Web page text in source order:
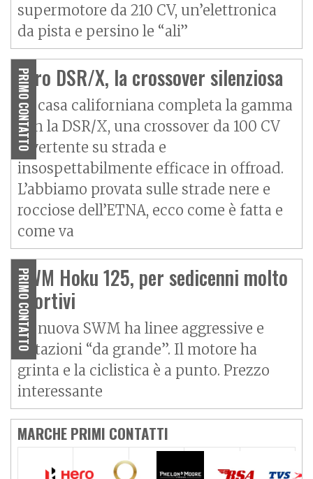
supermotore da 210 CV, un’elettronica
da pista e persino le “ali”
PRIMO CONTATTO
Zero DSR/X, la crossover silenziosa
La casa californiana completa la gamma
con la DSR/X, una crossover da 100 CV
divertente su strada e
insospettabilmente efficace in offroad.
L’abbiamo provata sulle strade nere e
rocciose dell’ETNA, ecco come è fatta e
come va
PRIMO CONTATTO
SWM Hoku 125, per sedicenni molto
sportivi
La nuova SWM ha linee aggressive e
dotazioni “da grande”. Il motore ha
grinta e la ciclistica è a punto. Prezzo
interessante
MARCHE PRIMI CONTATTI